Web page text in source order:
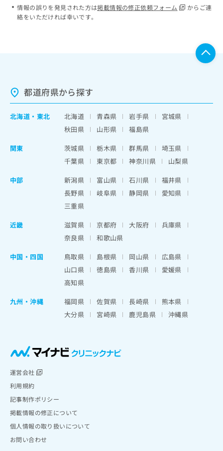
情報の誤りを発見された方は掲載情報の修正依頼フォーム
からご連
絡をいただければ幸いです。
都道府県から探す
北海道 ・ 東北 北海道 青森県 岩手県
宮城県
秋田県
山形県
福島県
関東
茨城県 栃木県 群馬県
埼玉県
千葉県
東京都 神奈川県
山梨県
中部
新潟県 富山県 石川県
福井県
長野県
岐阜県 静岡県
愛知県
三重県
近畿
滋賀県 京都府 大阪府
兵庫県
奈良県
和歌山県
中国・四国
鳥取県 島根県 岡山県
広島県
山口県
徳島県 香川県
愛媛県
高知県
九州・沖縄
福岡県 佐賀県 長崎県
熊本県
大分県
宮崎県 鹿児島県 沖縄県
運営会社
利用規約
記事制作ポリシー
掲載情報の修正について
個人情報の取り扱いについて
お問い合わせ